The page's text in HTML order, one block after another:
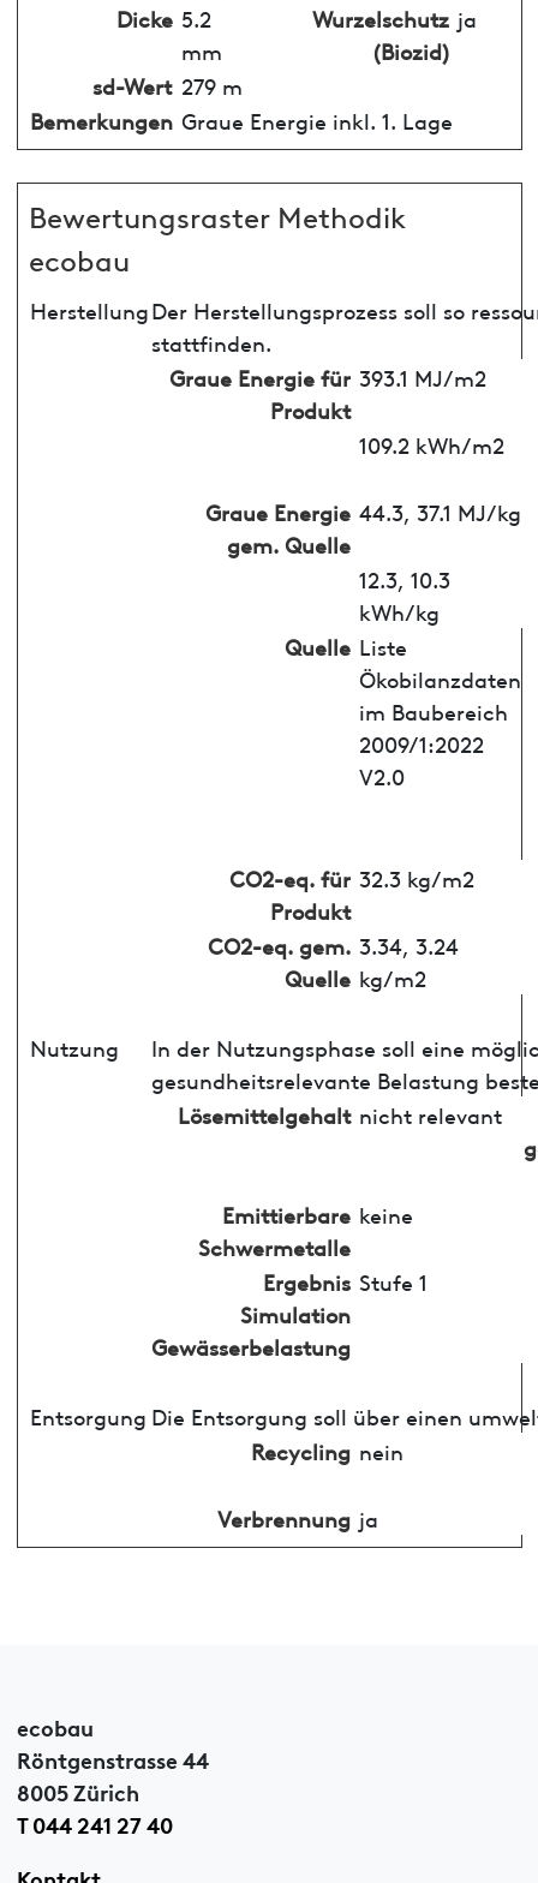
Dicke 5.2
mm
Wurzelschutz
(Biozid)
ja
sd-Wert 279 m
Bemerkungen Graue Energie inkl. 1. Lage
Bewertungsraster Methodik
ecobau
HerstellungDer Herstellungsprozess soll so
stattfinden.
Graue Energie für
Produkt
393.1 MJ/m2
109.2 kWh/m2
Graue Energie
gem. Quelle
44.3, 37.1 MJ/kg
12.3, 10.3
kWh/kg
Quelle Liste
Ökobilanzdaten
im Baubereich
2009/1:2022
V2.0
CO2-eq. für
Produkt
32.3 kg/m2
CO2-eq. gem.
Quelle
3.34, 3.24
kg/m2
Nutzung
In der Nutzungsphase soll eine
gesundheitsrelevante Belastung
Lösemittelgehalt nicht relevant
Emittierbare
Schwermetalle
keine
Ergebnis
Simulation
Gewässerbelastung
Stufe 1
Entsorgung Die Entsorgung soll über einen
Recycling nein
Verbrennung ja
ecobau
Röntgenstrasse 44
8005 Zürich
T 044 241 27 40
Kontakt